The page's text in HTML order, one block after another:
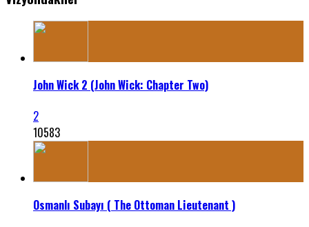
John Wick 2 (John Wick: Chapter Two)
2
10583
Osmanlı Subayı ( The Ottoman Lieutenant )